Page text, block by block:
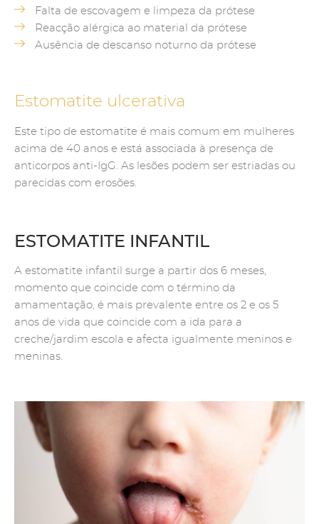
Falta de escovagem e limpeza da prótese
Reacção alérgica ao material da prótese
Ausência de descanso noturno da prótese
Estomatite ulcerativa
Este tipo de estomatite é mais comum em mulheres
acima de 40 anos e está associada à presença de
anticorpos anti-IgG. As lesões podem ser estriadas ou
parecidas com erosões.
ESTOMATITE INFANTIL
A estomatite infantil surge a partir dos 6 meses,
momento que coincide com o término da
amamentação, é mais prevalente entre os 2 e os 5
anos de vida que coincide com a ida para a
creche/jardim escola e afecta igualmente meninos e
meninas.